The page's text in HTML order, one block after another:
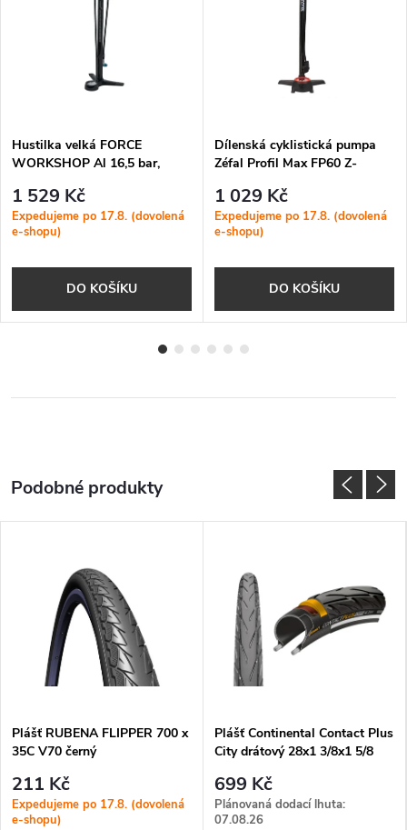
Hustilka velká FORCE
WORKSHOP Al 16,5 bar,
1 529 Kč
Expedujeme po 17.8. (dovolená
e-shopu)
DO KOŠÍKU
Dílenská cyklistická pumpa
Zéfal Profil Max FP60 Z-
1 029 Kč
Expedujeme po 17.8. (dovolená
e-shopu)
DO KOŠÍKU
Plášť RUBENA FLIPPER 700 x
35C V70 černý
211 Kč
Expedujeme po 17.8. (dovolená
e-shopu)
Plášť Continental Contact Plus
City drátový 28x1 3/8x1 5/8
699 Kč
Plánovaná dodací lhuta:
07.08.26